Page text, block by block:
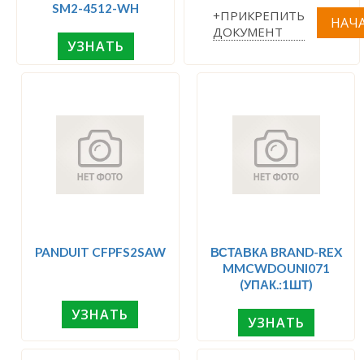
SM2-4512-WH
УЗНАТЬ
+ПРИКРЕПИТЬ
ДОКУМЕНТ
PANDUIT CFPFS2SAW
УЗНАТЬ
ВСТАВКА BRAND-REX
MMCWDOUNI071
(УПАК.:1ШТ)
УЗНАТЬ